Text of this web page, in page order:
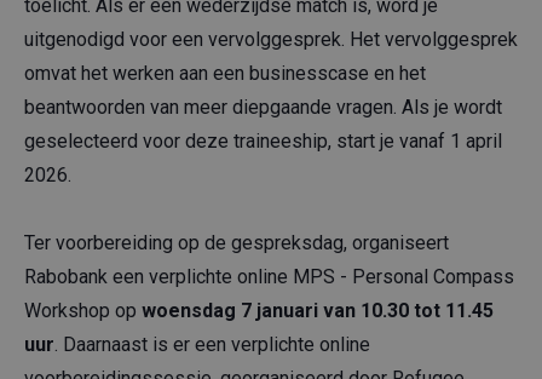
toelicht. Als er een wederzijdse match is, word je
uitgenodigd voor een vervolggesprek. Het vervolggesprek
omvat het werken aan een businesscase en het
beantwoorden van meer diepgaande vragen. Als je wordt
geselecteerd voor deze traineeship, start je vanaf 1 april
2026.
Ter voorbereiding op de gespreksdag, organiseert
Rabobank een verplichte online MPS - Personal Compass
Workshop op woensdag 7 januari van 10.30 tot 11.45
uur . Daarnaast is er een verplichte online